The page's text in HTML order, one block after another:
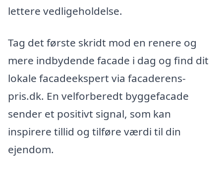
lettere vedligeholdelse.
Tag det første skridt mod en renere og
mere indbydende facade i dag og find dit
lokale facadeekspert via facaderens-
pris.dk. En velforberedt byggefacade
sender et positivt signal, som kan
inspirere tillid og tilføre værdi til din
ejendom.